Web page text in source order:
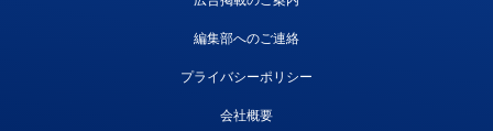
編集部へのご連絡
プライバシーポリシー
会社概要